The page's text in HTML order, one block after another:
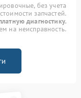
без учета
стоимости запчастей.
диагностику.
на неисправность.